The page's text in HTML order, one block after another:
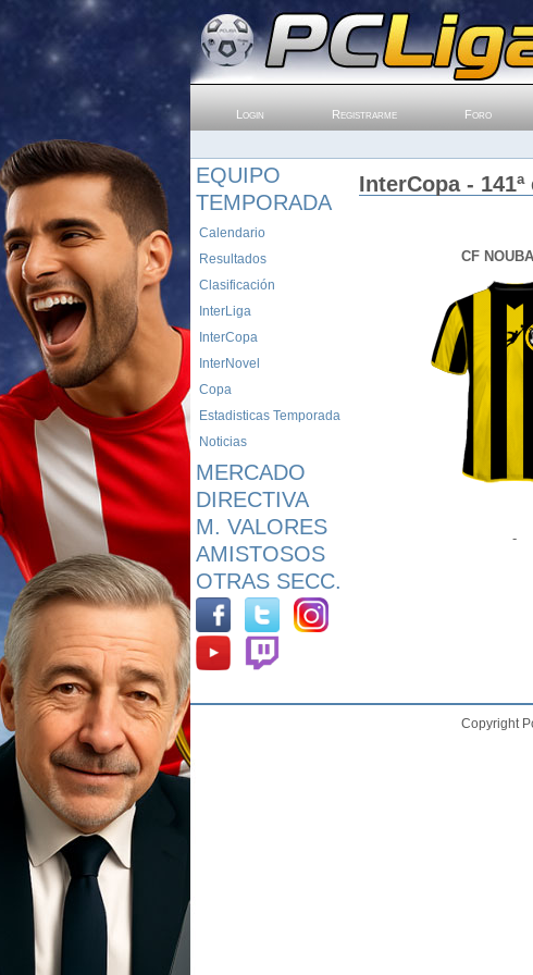
Login Registrarme Foro
EQUIPO
TEMPORADA
Calendario
Resultados
Clasificación
InterLiga
InterCopa
InterNovel
Copa
Estadisticas Temporada
Noticias
MERCADO
DIRECTIVA
M. VALORES
AMISTOSOS
OTRAS SECC.
InterCopa -
CF
-
Copyright